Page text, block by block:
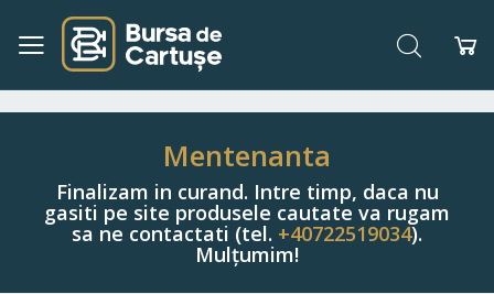
Navigați
Conținut
Căutare
Mentenanta
Finalizam in curand. Intre timp, daca nu
gasiti pe site produsele cautate va rugam
sa ne contactati (tel. +40722519034).
Mulțumim!